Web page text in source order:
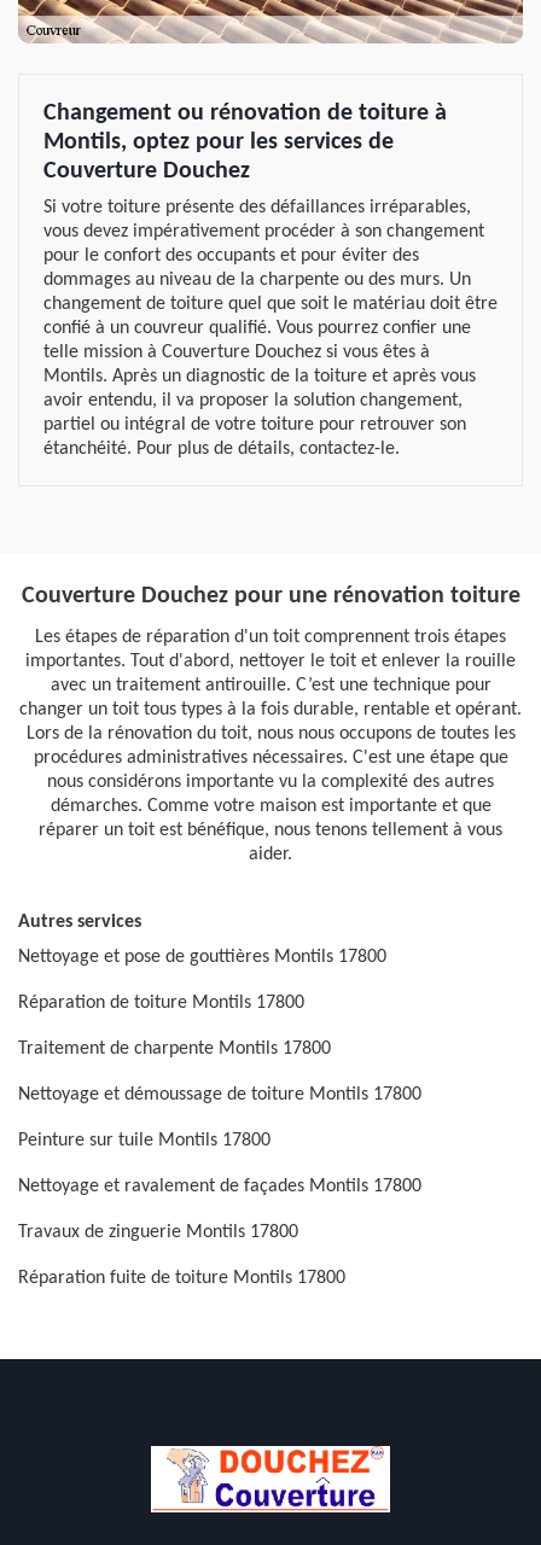
Changement ou rénovation de toiture à
Montils, optez pour les services de
Couverture Douchez
Si votre toiture présente des défaillances irréparables,
vous devez impérativement procéder à son changement
pour le confort des occupants et pour éviter des
dommages au niveau de la charpente ou des murs. Un
changement de toiture quel que soit le matériau doit être
confié à un couvreur qualifié. Vous pourrez confier une
telle mission à Couverture Douchez si vous êtes à
Montils. Après un diagnostic de la toiture et après vous
avoir entendu, il va proposer la solution changement,
partiel ou intégral de votre toiture pour retrouver son
étanchéité. Pour plus de détails, contactez-le.
Couverture Douchez pour une rénovation toiture
Les étapes de réparation d'un toit comprennent trois étapes
importantes. Tout d'abord, nettoyer le toit et enlever la rouille
avec un traitement antirouille. C’est une technique pour
changer un toit tous types à la fois durable, rentable et opérant.
Lors de la rénovation du toit, nous nous occupons de toutes les
procédures administratives nécessaires. C'est une étape que
nous considérons importante vu la complexité des autres
démarches. Comme votre maison est importante et que
réparer un toit est bénéfique, nous tenons tellement à vous
aider.
Autres services
Nettoyage et pose de gouttières Montils 17800
Réparation de toiture Montils 17800
Traitement de charpente Montils 17800
Nettoyage et démoussage de toiture Montils 17800
Peinture sur tuile Montils 17800
Nettoyage et ravalement de façades Montils 17800
Travaux de zinguerie Montils 17800
Réparation fuite de toiture Montils 17800